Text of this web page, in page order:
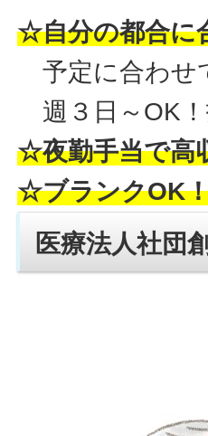
☆自分の都合に
予定に合わせ
週３日～OK！
☆夜勤手当で高
☆ブランクOK
医療法人社団